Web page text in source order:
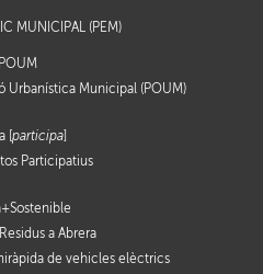
MUNICIPAL (PEM)
POUM
Urbanística Municipal (POUM)
[participa
Participatius
a Abrera
de vehicles elèctrics